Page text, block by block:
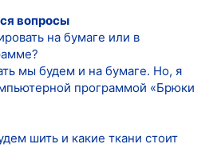
вопросы
на бумаге или в
мы будем и на бумаге. Но, я
программой «Брюки
шить и какие ткани стоит